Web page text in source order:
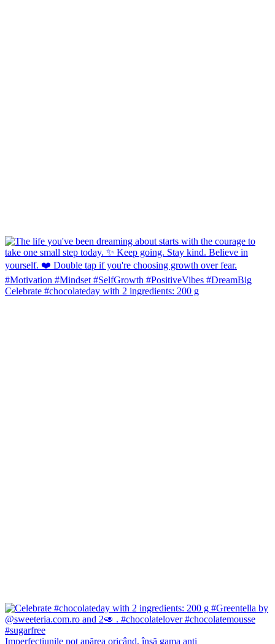
Celebrate #chocolateday with 2 ingredients: 200 g
Imperfecțiunile pot apărea oricând, însă gama anti